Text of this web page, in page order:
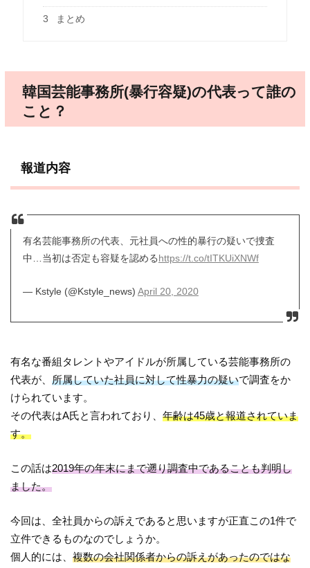
3 まとめ
韓国芸能事務所(暴行容疑)の代表って誰の
こと？
報道内容
有名芸能事務所の代表、元社員への性的暴行の疑いで捜査
中…当初は否定も容疑を認めるhttps://t.co/tITKUiXNWf
— Kstyle (@Kstyle_news) April 20, 2020
有名な番組タレントやアイドルが所属している芸能事務所の
代表が、所属していた社員に対して性暴力の疑いで調査をか
けられています。
その代表はA氏と言われており、年齢は45歳と報道されていま
す。
この話は2019年の年末にまで遡り調査中であることも判明し
ました。
今回は、全社員からの訴えであると思いますが正直この1件で
立件できるものなのでしょうか。
個人的には、複数の会社関係者からの訴えがあったのではな